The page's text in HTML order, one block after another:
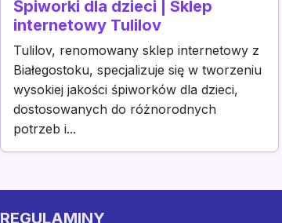
Śpiworki dla dzieci | Sklep
internetowy Tulilov
Tulilov, renomowany sklep internetowy z
Białegostoku, specjalizuje się w tworzeniu
wysokiej jakości śpiworków dla dzieci,
dostosowanych do różnorodnych
potrzeb i...
REGULAMINY